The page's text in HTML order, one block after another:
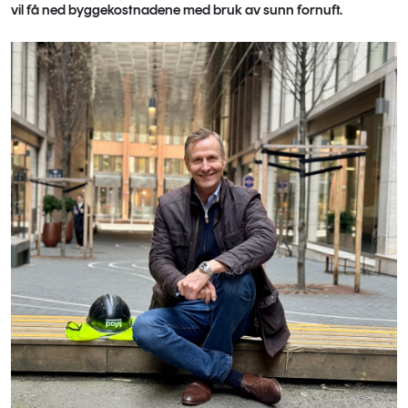
vil få ned byggekostnadene med bruk av sunn fornuft.